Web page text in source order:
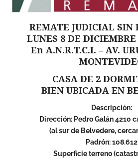
REMATE JUDICIAL SIN
LUNES 8 DE DICIEMBRE
En A.N.R.T.C.I. – AV.
CASA DE 2
BIEN UBICADA EN
Descripción:
Dirección: Pedro Galán 4210
(al sur de Belvedere,
Padrón: 108.612
Superficie terreno